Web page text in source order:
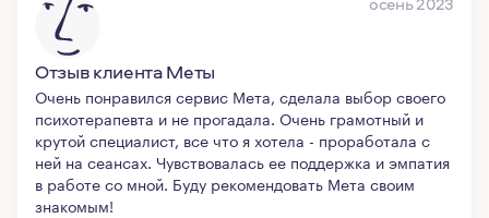
Отзыв клиента Меты
Очень понравился сервис Мета, сделала выбор своего
психотерапевта и не прогадала. Очень грамотный и
крутой специалист, все что я хотела - проработала с
ней на сеансах. Чувствовалась ее поддержка и эмпатия
в работе со мной. Буду рекомендовать Мета своим
знакомым!